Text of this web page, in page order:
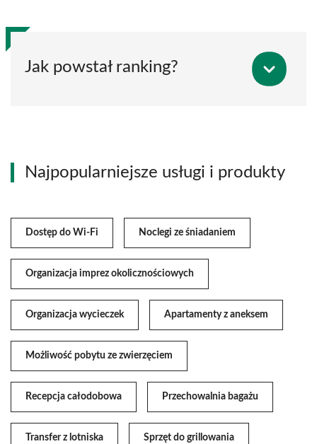
Jak powstał ranking?
Najpopularniejsze usługi i produkty
Dostęp do Wi-Fi Noclegi ze śniadaniem
Organizacja imprez okolicznościowych
Organizacja wycieczek Apartamenty z aneksem
Możliwość pobytu ze zwierzęciem
Recepcja całodobowa Przechowalnia bagażu
Transfer z lotniska Sprzęt do grillowania